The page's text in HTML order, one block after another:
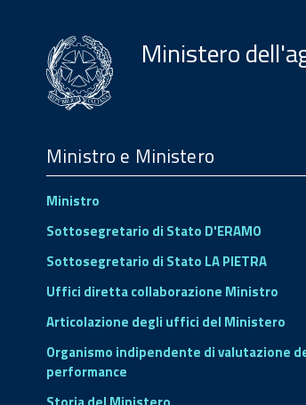
Ministero
Menu
Footer
Ministro e Ministero
Ministro
Sottosegretario di Stato D'ERAMO
Sottosegretario di Stato LA PIETRA
Uffici diretta collaborazione Ministro
Articolazione degli uffici del Ministero
Organismo indipendente di valutazione
performance